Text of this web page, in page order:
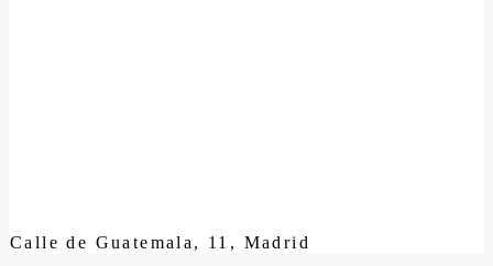
Calle de Guatemala, 11, Madrid